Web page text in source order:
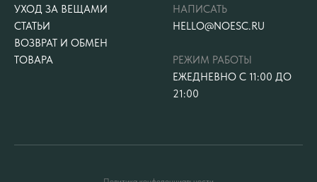
УХОД ЗА ВЕЩАМИ
СТАТЬИ
ВОЗВРАТ И ОБМЕН
ТОВАРА
НАПИСАТЬ
HELLO@NOESC.RU
РЕЖИМ РАБОТЫ
ЕЖЕДНЕВНО С 11:00 ДО
21:00